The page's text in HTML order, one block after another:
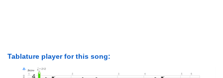
Tablature player for this song: